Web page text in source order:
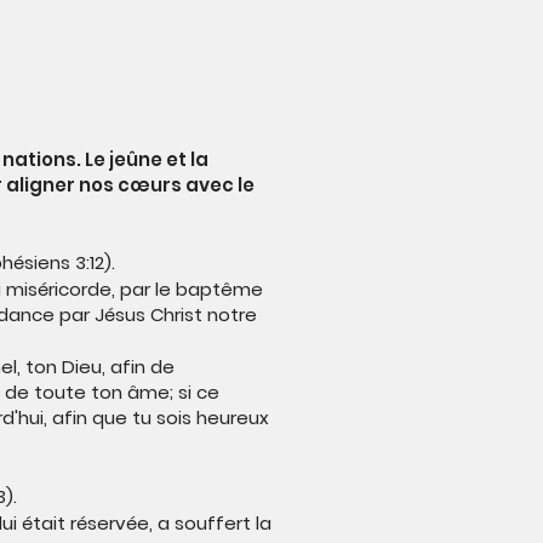
Le jeûne et la
nos cœurs avec le
3:12).
par le baptême
par Jésus Christ notre
ton Dieu, afin de
toute ton âme; si ce
afin que tu sois heureux
était réservée, a souffert la